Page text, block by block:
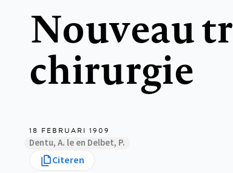
Nouveau
chirurgie
18 FEBRUARI 1909
Dentu, A. le en Delbet, P.
Citeren